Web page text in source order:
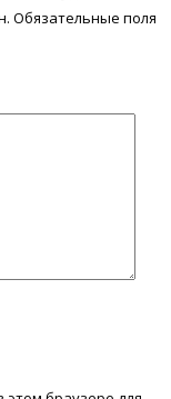
Обязательные поля